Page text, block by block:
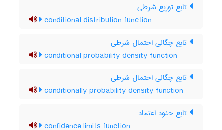
تابع توزیع شرطی
conditional distribution function
تابع چگالی احتمال شرطی
conditional probability density function
تابع چگالی احتمال شرطی
conditionally probability density function
تابع حدود اعتماد
confidence limits function